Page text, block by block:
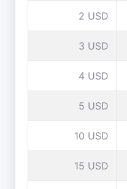
2 USD
3 USD
4 USD
5 USD
10 USD
15 USD